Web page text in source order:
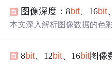
图像深度：8bit、16bit
本文深入解析图像数据的色
数量上的区别，以及在实际
8bit、12bit、16bit图像